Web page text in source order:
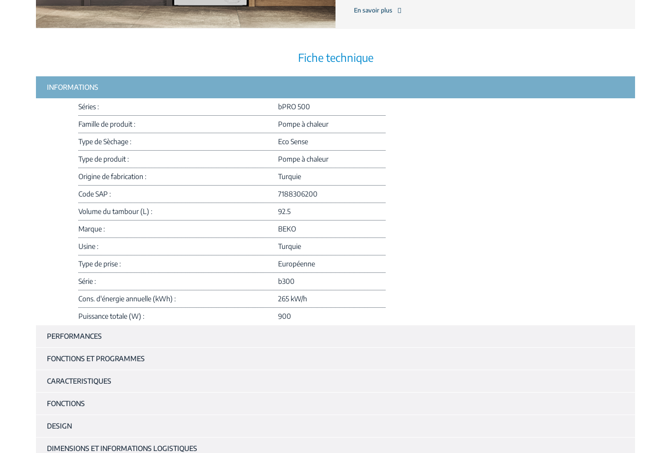
En savoir plus
Fiche technique
INFORMATIONS
Séries bPRO 500
Famille de produit Pompe à chaleur
Type de Sèchage Eco Sense
Type de produit Pompe à chaleur
Origine de fabrication Turquie
Code SAP 7188306200
Volume du tambour (L) 92.5
Marque BEKO
Usine Turquie
Type de prise Européenne
Série b300
Cons. d'énergie annuelle (kWh) 265 kW/h
Puissance totale (W) 900
PERFORMANCES
FONCTIONS ET PROGRAMMES
CARACTERISTIQUES
FONCTIONS
DESIGN
DIMENSIONS ET INFORMATIONS LOGISTIQUES